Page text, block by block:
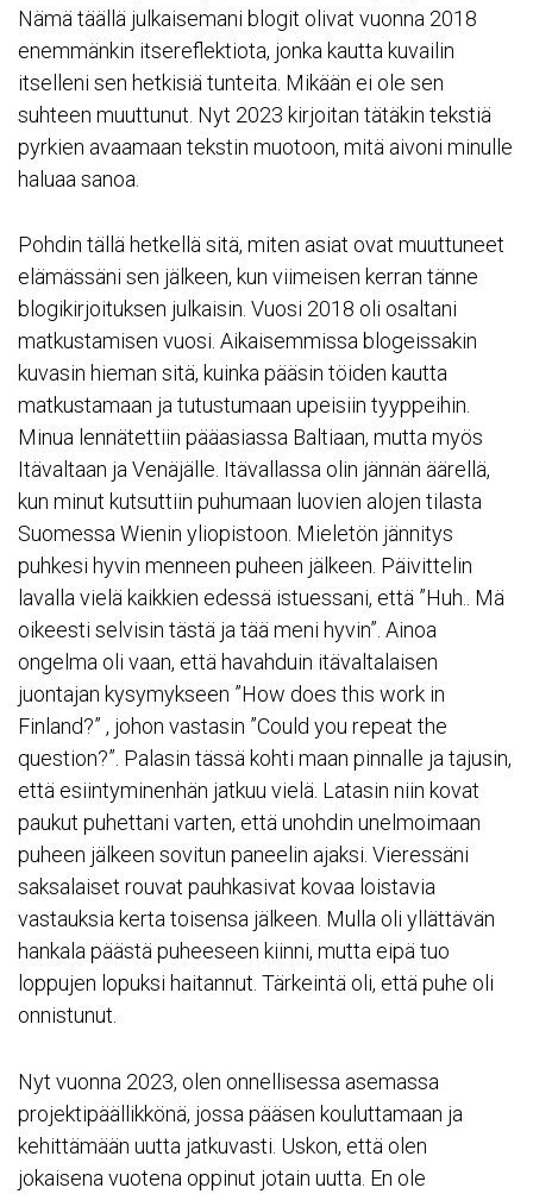
Nämä täällä julkaisemani blogit olivat vuonna 2018
enemmänkin itsereflektiota, jonka kautta kuvailin
itselleni sen hetkisiä tunteita. Mikään ei ole sen
suhteen muuttunut. Nyt 2023 kirjoitan tätäkin tekstiä
pyrkien avaamaan tekstin muotoon, mitä aivoni minulle
haluaa sanoa.
Pohdin tällä hetkellä sitä, miten asiat ovat muuttuneet
elämässäni sen jälkeen, kun viimeisen kerran tänne
blogikirjoituksen julkaisin. Vuosi 2018 oli osaltani
matkustamisen vuosi. Aikaisemmissa blogeissakin
kuvasin hieman sitä, kuinka pääsin töiden kautta
matkustamaan ja tutustumaan upeisiin tyyppeihin.
Minua lennätettiin pääasiassa Baltiaan, mutta myös
Itävaltaan ja Venäjälle. Itävallassa olin jännän äärellä,
kun minut kutsuttiin puhumaan luovien alojen tilasta
Suomessa Wienin yliopistoon. Mieletön jännitys
puhkesi hyvin menneen puheen jälkeen. Päivittelin
lavalla vielä kaikkien edessä istuessani, että ”Huh.. Mä
oikeesti selvisin tästä ja tää meni hyvin”. Ainoa
ongelma oli vaan, että havahduin itävaltalaisen
juontajan kysymykseen ”How does this work in
Finland?” , johon vastasin ”Could you repeat the
question?”. Palasin tässä kohti maan pinnalle ja tajusin,
että esiintyminenhän jatkuu vielä. Latasin niin kovat
paukut puhettani varten, että unohdin unelmoimaan
puheen jälkeen sovitun paneelin ajaksi. Vieressäni
saksalaiset rouvat pauhkasivat kovaa loistavia
vastauksia kerta toisensa jälkeen. Mulla oli yllättävän
hankala päästä puheeseen kiinni, mutta eipä tuo
loppujen lopuksi haitannut. Tärkeintä oli, että puhe oli
onnistunut.
Nyt vuonna 2023, olen onnellisessa asemassa
projektipäällikkönä, jossa pääsen kouluttamaan ja
kehittämään uutta jatkuvasti. Uskon, että olen
jokaisena vuotena oppinut jotain uutta. En ole